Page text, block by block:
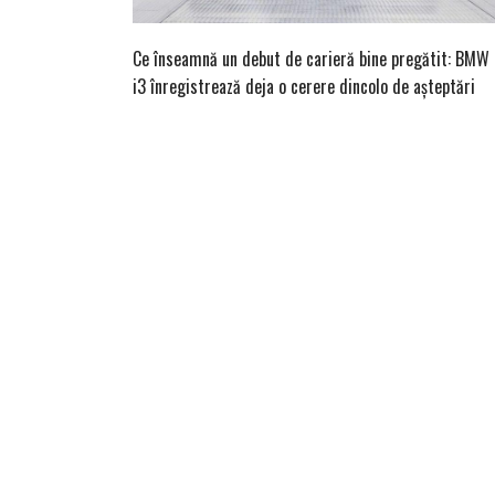
Ce înseamnă un debut de carieră bine pregătit: BMW
i3 înregistrează deja o cerere dincolo de așteptări